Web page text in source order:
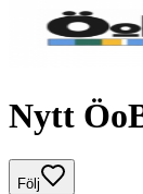
Nytt
Följ